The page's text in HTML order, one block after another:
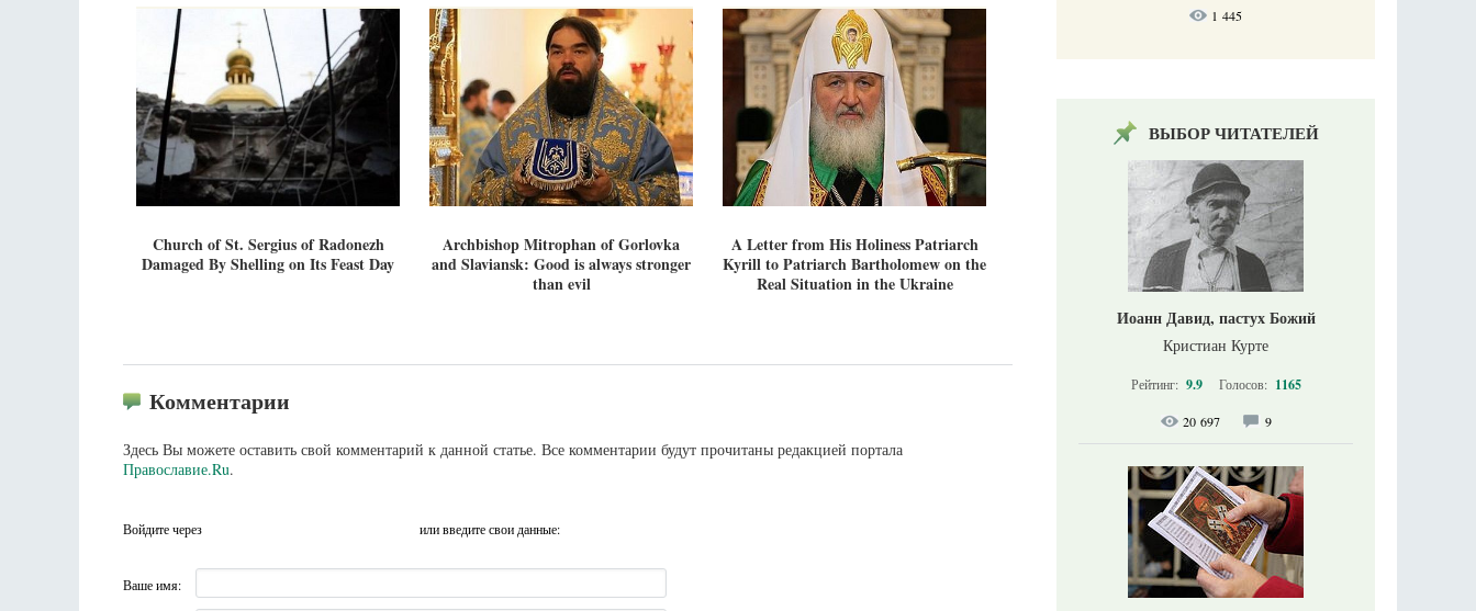
Church of St. Sergius of Radonezh
Damaged By Shelling on Its Feast Day
Archbishop Mitrophan of Gorlovka
and Slaviansk: Good is always stronger
than evil
A Letter from His Holiness Patriarch
Kyrill to Patriarch Bartholomew on the
Real Situation in the Ukraine
Комментарии
Здесь Вы можете оставить свой комментарий к данной статье. Все комментарии будут прочитаны редакцией портала
Православие.Ru.
Войдите через или введите свои данные:
Ваше имя:
1 445
ВЫБОР ЧИТАТЕЛЕЙ
Иоанн Давид, пастух Божий
Кристиан Курте
Рейтинг: 9.9 Голосов: 1165
20 697 9